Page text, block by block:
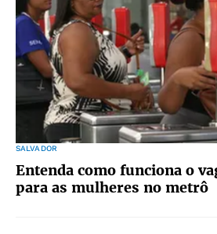
SALVADOR
Entenda como funciona o
para as mulheres no metrô